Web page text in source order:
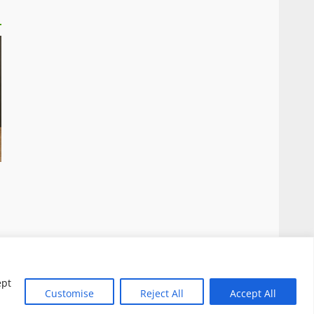
Customise Reject All Accept All
blog non è una testata giornalistica, in
della legge n. 62 del 07.03.2001